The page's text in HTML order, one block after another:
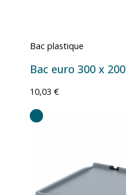
Bac plastique
Bac euro 300 x 200
10,03 €